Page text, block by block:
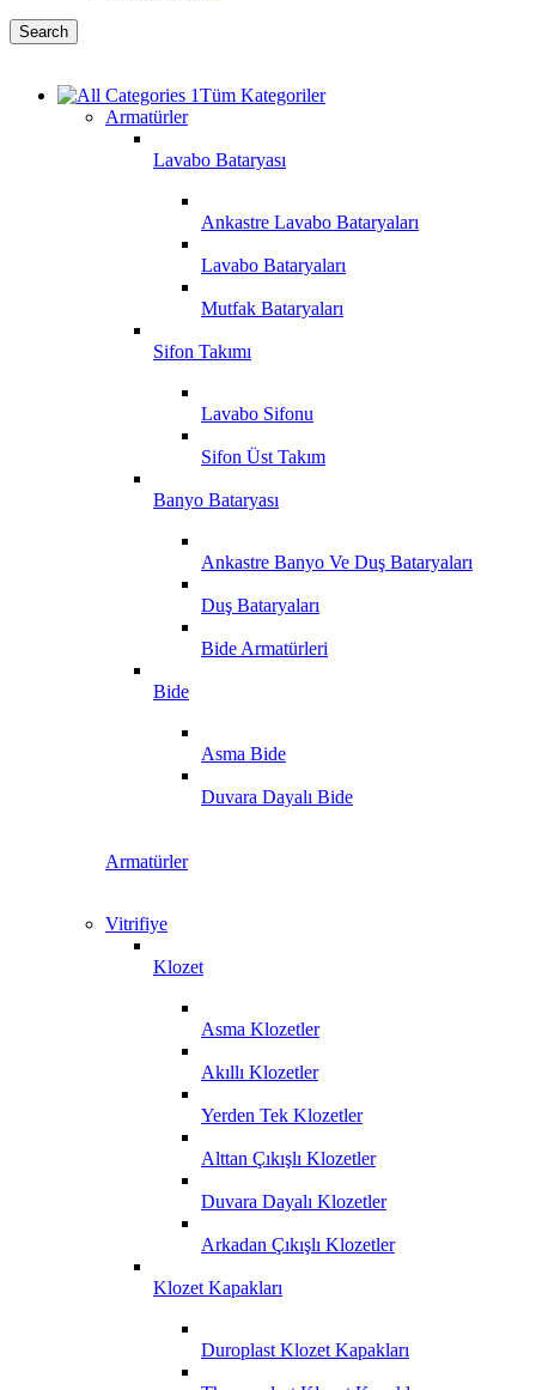
Search
Tüm Kategoriler
Armatürler
Lavabo Bataryası
Ankastre Lavabo Bataryaları
Lavabo Bataryaları
Mutfak Bataryaları
Sifon Takımı
Lavabo Sifonu
Sifon Üst Takım
Banyo Bataryası
Ankastre Banyo Ve Duş Bataryaları
Duş Bataryaları
Bide Armatürleri
Bide
Asma Bide
Duvara Dayalı Bide
Armatürler
Vitrifiye
Klozet
Asma Klozetler
Akıllı Klozetler
Yerden Tek Klozetler
Alttan Çıkışlı Klozetler
Duvara Dayalı Klozetler
Arkadan Çıkışlı Klozetler
Klozet Kapakları
Duroplast Klozet Kapakları